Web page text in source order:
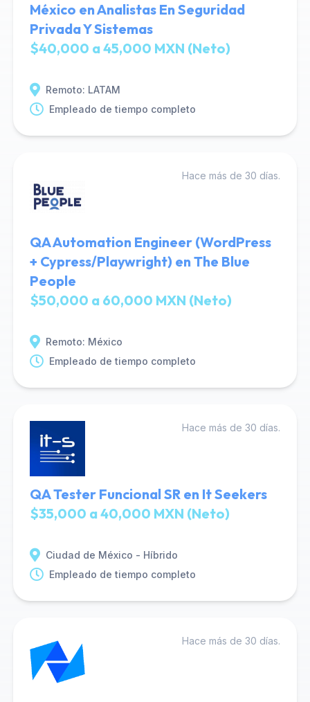
México en Analistas En Seguridad
Privada Y Sistemas
$40,000 a 45,000 MXN (Neto)
Remoto: LATAM
Empleado de tiempo completo
Hace más de 30 días.
QA Automation Engineer (WordPress
+ Cypress/Playwright) en The Blue
People
$50,000 a 60,000 MXN (Neto)
Remoto: México
Empleado de tiempo completo
Hace más de 30 días.
QA Tester Funcional SR en It Seekers
$35,000 a 40,000 MXN (Neto)
Ciudad de México - Híbrido
Empleado de tiempo completo
Hace más de 30 días.